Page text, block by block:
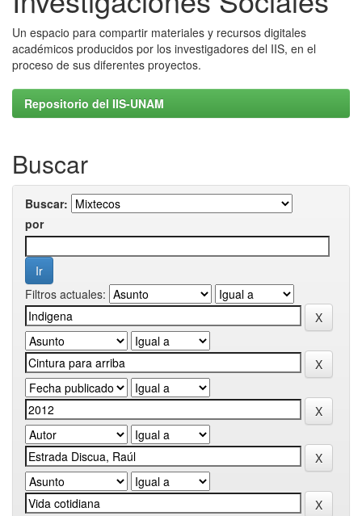
Un espacio para compartir materiales y recursos digitales
académicos producidos por los investigadores del IIS, en el
proceso de sus diferentes proyectos.
Repositorio del IIS-UNAM
Buscar
Buscar:
por
Filtros actuales: